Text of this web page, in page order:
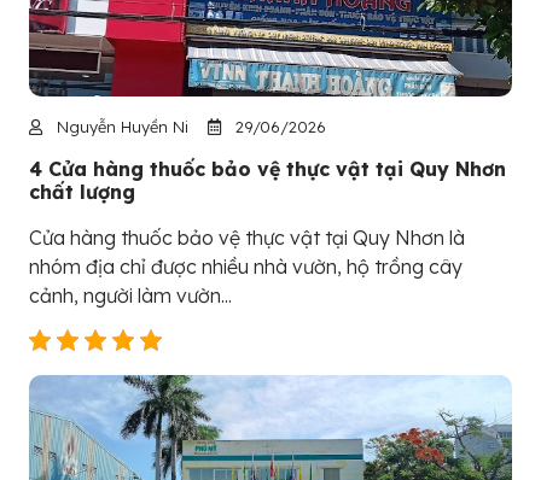
Nguyễn Huyền Ni 29/06/2026
4 Cửa hàng thuốc bảo vệ thực vật tại Quy Nhơn
chất lượng
Cửa hàng thuốc bảo vệ thực vật tại Quy Nhơn là
nhóm địa chỉ được nhiều nhà vườn, hộ trồng cây
cảnh, người làm vườn...